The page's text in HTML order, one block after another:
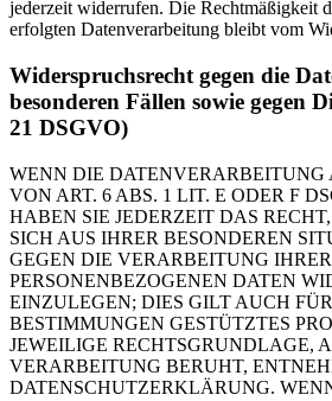
jederzeit widerrufen. Die Rechtmäßigkeit
erfolgten Datenverarbeitung bleibt vom
Widerspruchsrecht gegen die
besonderen Fällen sowie gegen
21 DSGVO)
WENN DIE DATENVERARBEITUNG
VON ART. 6 ABS. 1 LIT. E ODER F
HABEN SIE JEDERZEIT DAS
SICH AUS IHRER BESONDEREN
GEGEN DIE VERARBEITUNG IHRER
PERSONENBEZOGENEN DATEN
EINZULEGEN; DIES GILT AUCH
BESTIMMUNGEN GESTÜTZTES
JEWEILIGE RECHTSGRUNDLAGE,
VERARBEITUNG BERUHT,
DATENSCHUTZERKLÄRUNG.